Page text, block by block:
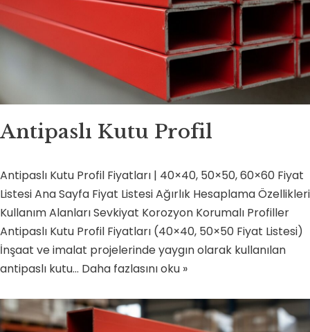
Antipaslı Kutu Profil
Antipaslı Kutu Profil Fiyatları | 40×40, 50×50, 60×60 Fiyat
Listesi Ana Sayfa Fiyat Listesi Ağırlık Hesaplama Özellikleri
Kullanım Alanları Sevkiyat Korozyon Korumalı Profiller
Antipaslı Kutu Profil Fiyatları (40×40, 50×50 Fiyat Listesi)
İnşaat ve imalat projelerinde yaygın olarak kullanılan
antipaslı kutu… Daha fazlasını oku »